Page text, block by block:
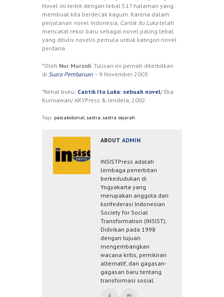
Novel ini terbit dengan tebal 517 halaman yang
membuat kita berdecak kagum. Karena dalam
perjalanan novel Indonesia, Cantik itu Luka telah
mencatat rekor baru sebagai novel paling tebal
yang ditulis novelis pemula untuk kategori novel
perdana.
*Oleh Nur Mursidi. Tulisan ini pernah diterbitkan
di Suara Pembaruan – 9 November 2003.
*Rehal buku: Cantik Itu Luka: sebuah novel/ Eka
Kurniawan/ AKYPress & Jendela, 2002.
Tags: pascakolonial,sastra,sastra sejarah
ABOUTADMIN
INSISTPress adalah
lembaga penerbitan
berkedudukan di
Yogyakarta yang
merupakan anggota dari
konfederasi Indonesian
Society for Social
Transformation (INSIST).
Didirikan pada 1998
dengan tujuan
mengembangkan
wacana kritis, pemikiran
alternatif, dan gagasan-
gagasan baru tentang
transformasi sosial.